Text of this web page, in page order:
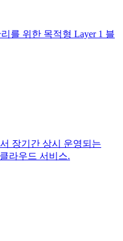
를 위한 목적형 Layer 1 블
장기간 상시 운영되는
라우드 서비스.